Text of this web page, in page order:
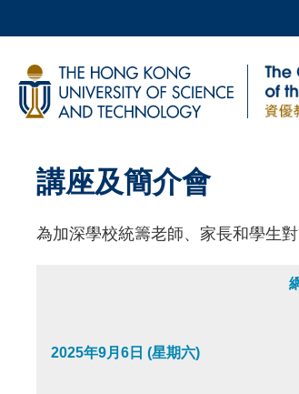
to
main
content
科大新聞
校園地圖及
Left
Column
Text
Area
講座及簡介會
為加深學校統籌老師、家長和學生
2025年9月6日 (星期六)